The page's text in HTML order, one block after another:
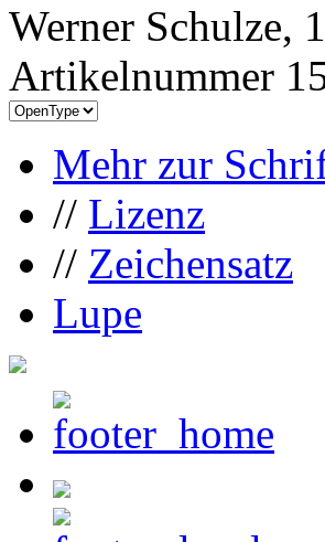
Werner Schulze,
Artikelnummer
Mehr zur
// Lizenz
// Zeichensatz
Lupe